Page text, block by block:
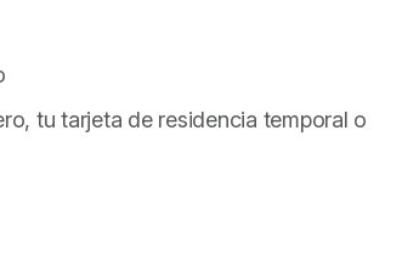
tu tarjeta de residencia temporal o